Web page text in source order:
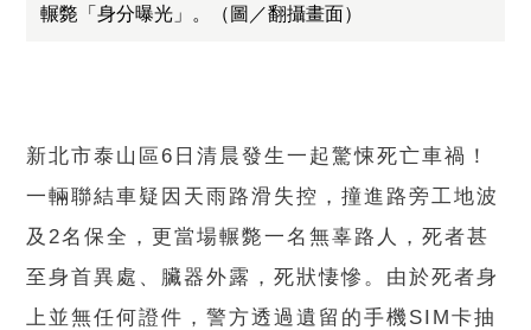
輾斃「身分曝光」。（圖／翻攝畫面）
新北市泰山區6日清晨發生一起驚悚死亡車禍！
一輛聯結車疑因天雨路滑失控，撞進路旁工地波
及2名保全，更當場輾斃一名無辜路人，死者甚
至身首異處、臟器外露，死狀悽慘。由於死者身
上並無任何證件，警方透過遺留的手機SIM卡抽